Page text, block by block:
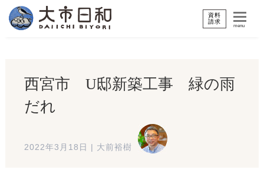
資料
請求
menu
西宮市 U邸新築工事 緑の雨
だれ
2022年3月18日 大前裕樹